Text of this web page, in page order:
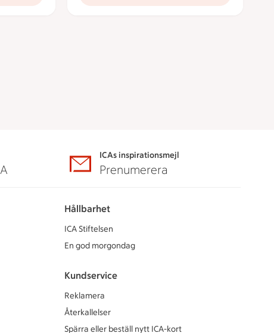
ICAs inspirationsmejl
Prenumerera
Hållbarhet
ICA Stiftelsen
En god morgondag
Kundservice
Reklamera
Återkallelser
Spärra eller beställ nytt ICA-kort